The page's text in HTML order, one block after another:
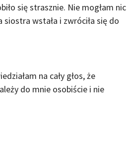
się strasznie. Nie mogłam nic
wstała i zwróciła się do
na cały głos, że
do mnie osobiście i nie